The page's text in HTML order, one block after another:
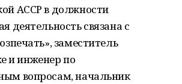
АССР в должности
деятельность связана с
заместитель
и инженер по
вопросам, начальник